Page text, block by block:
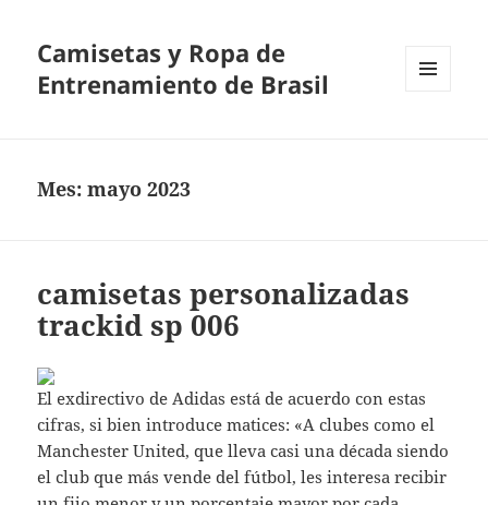
Camisetas y Ropa de
Entrenamiento de Brasil
Mes:mayo 2023
camisetas personalizadas
trackid sp 006
El exdirectivo de Adidas está de acuerdo con estas
cifras, si bien introduce matices: «A clubes como el
Manchester United, que lleva casi una década siendo
el club que más vende del fútbol, les interesa recibir